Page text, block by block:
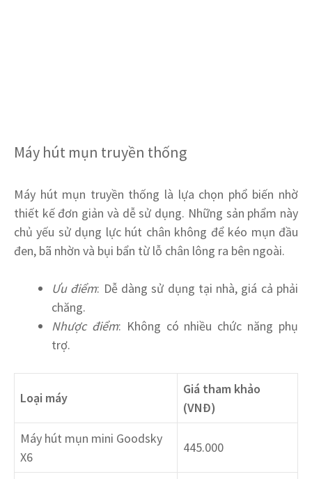
Máy hút mụn truyền thống
Máy hút mụn truyền thống là lựa chọn phổ biến nhờ
thiết kế đơn giản và dễ sử dụng. Những sản phẩm này
chủ yếu sử dụng lực hút chân không để kéo mụn đầu
đen, bã nhờn và bụi bẩn từ lỗ chân lông ra bên ngoài.
Ưu điểm: Dễ dàng sử dụng tại nhà, giá cả phải
chăng.
Nhược điểm: Không có nhiều chức năng phụ
trợ.
Loại máy
Giá tham khảo
(VNĐ)
Máy hút mụn mini Goodsky
X6
445.000